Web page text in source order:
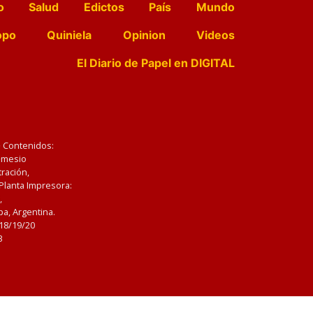
Salud Edictos País
Mundo
Quiniela Opinion
Videos
El Diario de Papel en DIGITAL
Impresora:
Argentina.
19/20